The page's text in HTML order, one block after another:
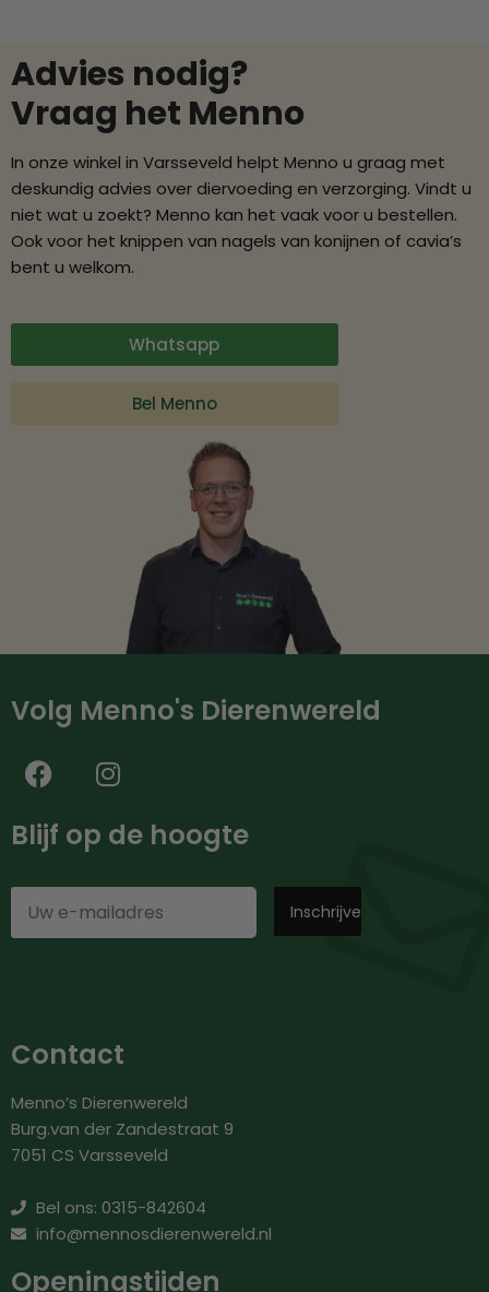
Advies nodig?
Vraag het Menno
In onze winkel in Varsseveld helpt Menno u graag met
deskundig advies over diervoeding en verzorging. Vindt u
niet wat u zoekt? Menno kan het vaak voor u bestellen.
Ook voor het knippen van nagels van konijnen of cavia’s
bent u welkom.
Whatsapp
Bel Menno
Volg Menno's Dierenwereld
Blijf op de hoogte
Contact
Menno’s Dierenwereld
Burg.van der Zandestraat 9
7051 CS Varsseveld
Bel ons: 0315-842604
info@mennosdierenwereld.nl
Openingstijden